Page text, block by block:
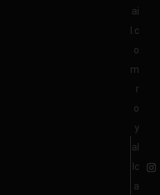
ai
l.c
o
m
r
o
y
al
lc
a